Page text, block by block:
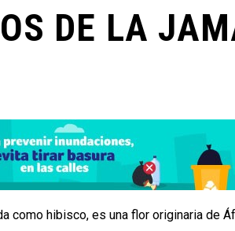
DE LA
como hibisco, es una flor originaria de